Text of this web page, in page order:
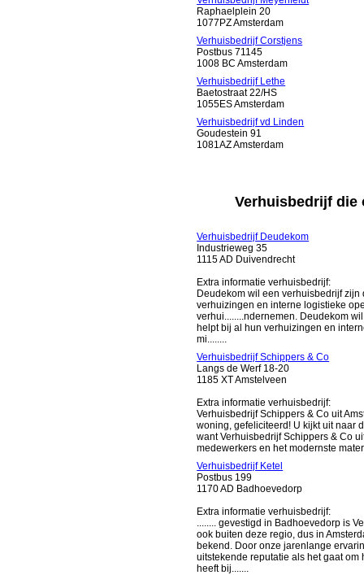
Raphaelplein 20
1077PZ Amsterdam
Verhuisbedrijf Corstjens
Postbus 71145
1008 BC Amsterdam
Verhuisbedrijf Lethe
Baetostraat 22/HS
1055ES Amsterdam
Verhuisbedrijf vd Linden
Goudestein 91
1081AZ Amsterdam
Verhuisbedrijf die
Verhuisbedrijf Deudekom
Industrieweg 35
1115 AD Duivendrecht
Extra informatie verhuisbedrijf:
Deudekom wil een verhuisbedrijf
verhuizingen en interne logistieke
verhui........ndernemen. Deudekom
helpt bij al hun verhuizingen en
mi........
Verhuisbedrijf Schippers & Co
Langs de Werf 18-20
1185 XT Amstelveen
Extra informatie verhuisbedrijf:
Verhuisbedrijf Schippers & Co uit
woning, gefeliciteerd! U kijkt uit naar
want Verhuisbedrijf Schippers & Co
medewerkers en het modernste
Verhuisbedrijf Ketel
Postbus 199
1170 AD Badhoevedorp
Extra informatie verhuisbedrijf:
........ gevestigd in Badhoevedorp is
ook buiten deze regio, dus in
bekend. Door onze jarenlange
uitstekende reputatie als het gaat
heeft bij.......